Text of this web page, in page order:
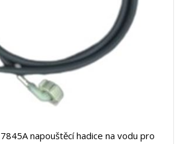
napouštěcí hadice na vodu pro